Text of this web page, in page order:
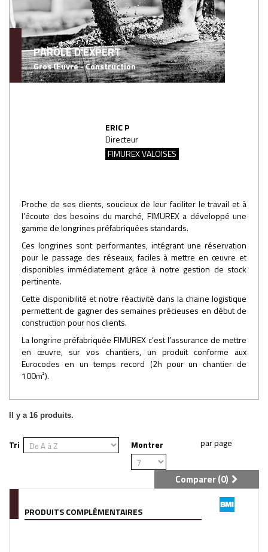
PAROLE D'EXPERT
Gros Œuvre - Construction
ERIC P
Directeur
FIMUREX VALOISES
Proche de ses clients, soucieux de leur faciliter le travail et à
l’écoute des besoins du marché, FIMUREX a développé une
gamme de longrines préfabriquées standards.
Ces longrines sont performantes, intégrant une réservation
pour le passage des réseaux, faciles à mettre en œuvre et
disponibles immédiatement grâce à notre gestion de stock
pertinente.
Cette disponibilité et notre réactivité dans la chaine logistique
permettent de gagner des semaines précieuses en début de
construction pour nos clients.
La longrine préfabriquée FIMUREX c’est l’assurance de mettre
en œuvre, sur vos chantiers, un produit conforme aux
Eurocodes en un temps record (2h pour un chantier de
100m²).
Il y a 16 produits.
Tri Montrer
Comparer (0)
PRODUITS COMPLÉMENTAIRES